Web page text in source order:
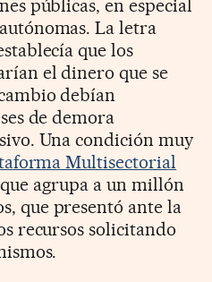
públicas, en especial
La letra
que los
el dinero que se
debían
de demora
Una condición muy
Multisectorial
agrupa a un millón
que presentó ante la
recursos solicitando